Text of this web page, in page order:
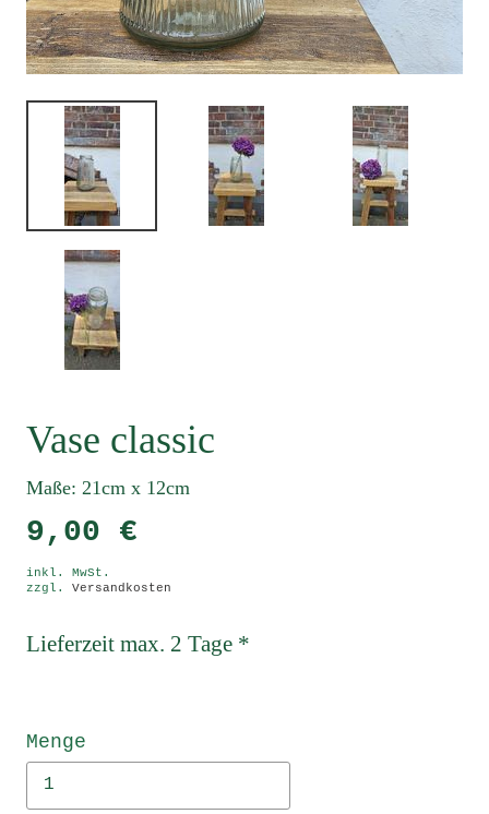
Vase classic
Maße: 21cm x 12cm
9,00 €
inkl. MwSt.
zzgl. Versandkosten
Lieferzeit max. 2 Tage *
Menge